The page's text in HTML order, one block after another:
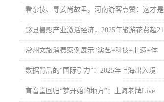
看杂技、寻姜尚故里，河南游客点赞：这才是
黟县摄影产业激活经济，2025年旅游花费超21
常州文旅消费案例展示“演艺+科技+非遗+体
数据背后的“国际引力”：2025年上海出入境
育音堂回归“梦开始的地方”：上海老牌Live